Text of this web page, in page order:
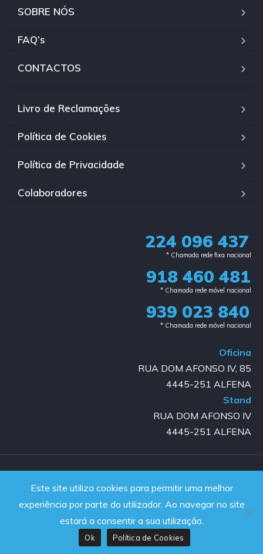
SOBRE NÓS
FAQ’s
CONTACTOS
Livro de Reclamações
Política de Cookies
Política de Privacidade
Colaboradores
224 096 437
* Chamada rede fixa nacional​
918 460 481
* Chamada rede móvel nacional
939 023 840​
* Chamada rede móvel nacional
Oficina
RUA DOM AFONSO IV, 85
4445-251 ALFENA
Stand
RUA DOM AFONSO IV
4445-251 ALFENA
Powered by JanelaWeb
Este site utiliza cookies para permitir uma melhor
experiência por parte do utilizador. Ao navegar no site
estará a consentir a sua utilização.
Ok Política de Cookies